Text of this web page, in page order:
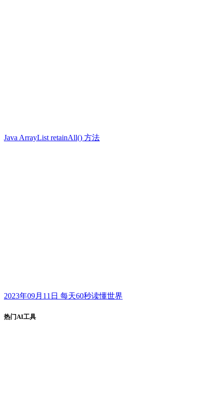
Java ArrayList retainAll() 方法
2023年09月11日 每天60秒读懂世界
热门AI工具